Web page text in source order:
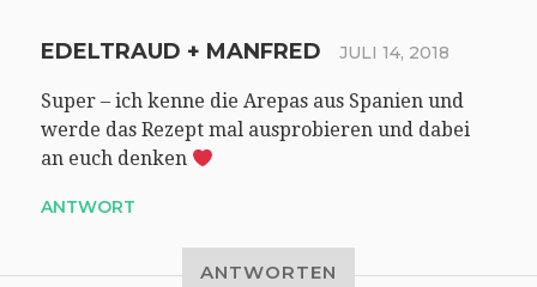
EDELTRAUD + MANFRED JULI 14, 2018
Super – ich kenne die Arepas aus Spanien und
werde das Rezept mal ausprobieren und dabei
an euch denken
ANTWORT
ANTWORTEN